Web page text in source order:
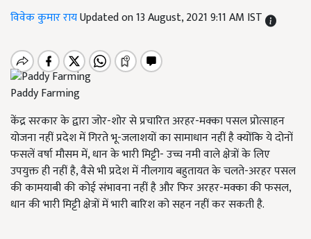
विवेक कुमार रायUpdated on 13 August, 2021 9:11 AM IST
Paddy Farming
केंद्र सरकार के द्वारा जोर-शोर से प्रचारित अरहर-मक्का पसल प्रोत्साहन
योजना नहीं प्रदेश में गिरते भू-जलाशयों का सामाधान नहीं है क्योंकि ये दोनों
फसलें वर्षा मौसम में, धान के भारी मिट्टी- उच्च नमी वाले क्षेत्रों के लिए
उपयुक्त ही नहीं है, वैसे भी प्रदेश में नीलगाय बहुतायत के चलते-अरहर पसल
की कामयाबी की कोई संभावना नहीं है और फिर अरहर-मक्का की फसल,
धान की भारी मिट्टी क्षेत्रों में भारी बारिश को सहन नहीं कर सकती है.